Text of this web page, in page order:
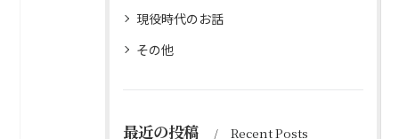
現役時代のお話
その他
最近の投稿 Recent Posts